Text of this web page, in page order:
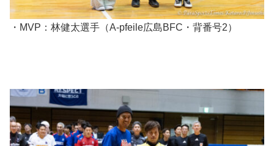
・MVP：林健太選手（A-pfeile広島BFC・背番号2）